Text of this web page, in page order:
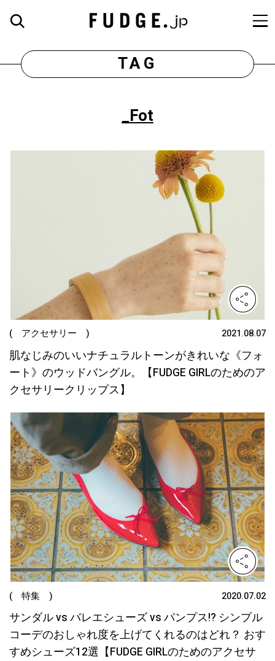
TAG
_Fot
( アクセサリー ) 2021.08.07
肌なじみのいいナチュラルトーンがきれいな《フォ
ート》のウッドバングル。【FUDGE GIRLのためのア
クセサリークリップス】
( 特集 ) 2020.07.02
サンダル vs バレエシューズ vs パンプス!? シンプル
コーデのおしゃれ度を上げてくれるのはどれ？ おす
すめシューズ12選【FUDGE GIRLのためのアクセサ